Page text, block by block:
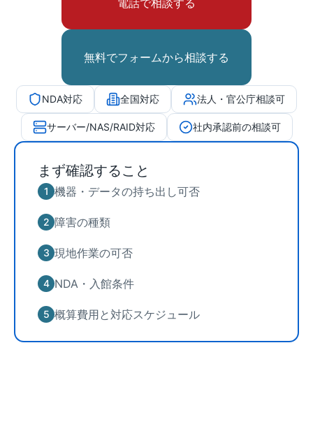
電話で相談する
無料でフォームから相談する
NDA対応 全国対応 法人・官公庁相談可
サーバー/NAS/RAID対応 社内承認前の相談可
まず確認すること
1 機器・データの持ち出し可否
2 障害の種類
3 現地作業の可否
4 NDA・入館条件
5 概算費用と対応スケジュール